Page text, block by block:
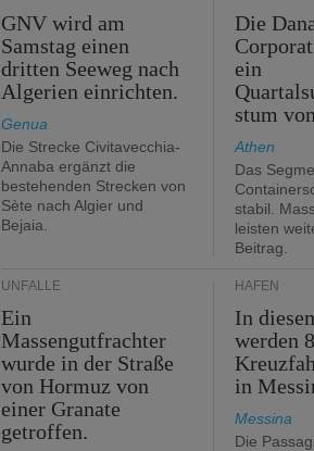
GNV wird am
Samstag einen
dritten Seeweg nach
Algerien einrichten.
Genua
Die Strecke Civitavecchia-
Annaba ergänzt die
bestehenden Strecken von
Sète nach Algier und
Bejaia.
Die
ein
stum
Athen
Das
stabil.
leisten
Beitrag.
UNFÄLLE
Ein
Massengutfrachter
wurde in der Straße
von Hormuz von
einer Granate
getroffen.
HÄFEN
In
werden
in
Messina
Die